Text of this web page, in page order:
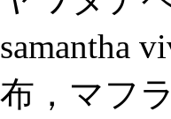
samantha
布，マフ